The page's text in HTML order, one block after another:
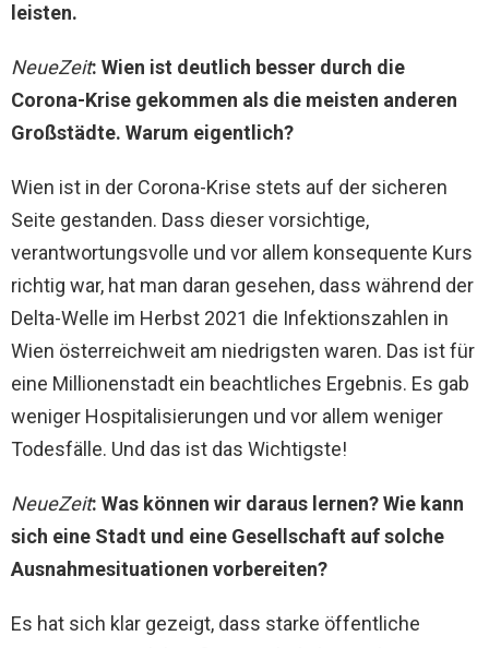
leisten.
NeueZeit: Wien ist deutlich besser durch die
Corona-Krise gekommen als die meisten anderen
Großstädte. Warum eigentlich?
Wien ist in der Corona-Krise stets auf der sicheren
Seite gestanden. Dass dieser vorsichtige,
verantwortungsvolle und vor allem konsequente Kurs
richtig war, hat man daran gesehen, dass während der
Delta-Welle im Herbst 2021 die Infektionszahlen in
Wien österreichweit am niedrigsten waren. Das ist für
eine Millionenstadt ein beachtliches Ergebnis. Es gab
weniger Hospitalisierungen und vor allem weniger
Todesfälle. Und das ist das Wichtigste!
NeueZeit: Was können wir daraus lernen? Wie kann
sich eine Stadt und eine Gesellschaft auf solche
Ausnahmesituationen vorbereiten?
Es hat sich klar gezeigt, dass starke öffentliche